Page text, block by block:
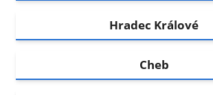
Hradec Králové
Cheb